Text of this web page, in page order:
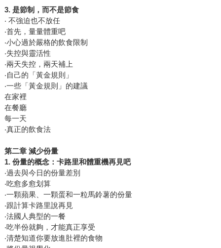
3. 是節制，而不是節食
‧ 不強迫也不放任
‧首先，量量體重吧
‧小心過於嚴格的飲食限制
‧失控與靈活性
‧兩天失控，兩天補上
‧自己的「黃金規則」
‧一些「黃金規則」的建議
在家裡
在餐廳
每一天
‧真正的飲食法
第二章 減少份量
1. 份量的概念：卡路里和體重機再見吧
‧過去與今日的份量差別
‧吃愈多愈划算
‧一顆蘋果、一顆蛋和一粒馬鈴薯的份量
‧跟計算卡路里說再見
‧法國人典型的一餐
‧吃半份就夠，才能真正享受
‧清楚知道你要放進肚裡的食物